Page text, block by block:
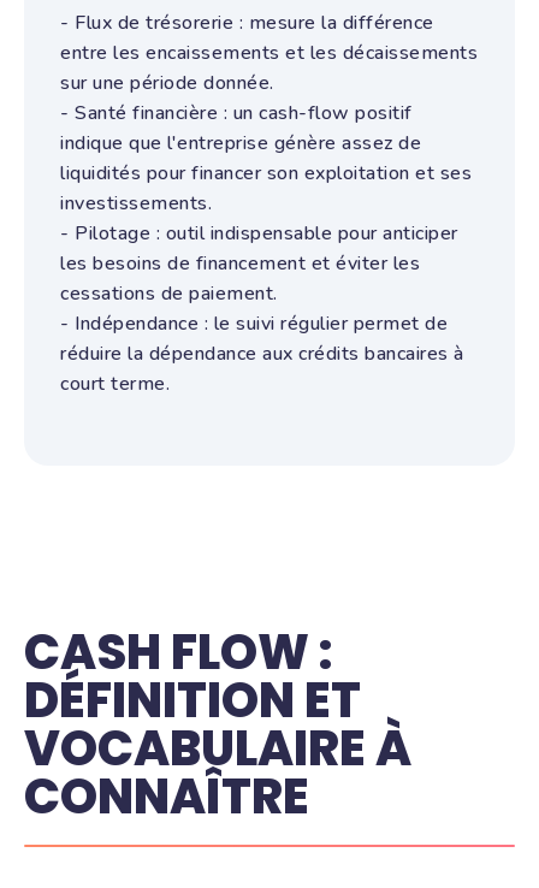
- Flux de trésorerie : mesure la différence
entre les encaissements et les décaissements
sur une période donnée.
- Santé financière : un cash-flow positif
indique que l'entreprise génère assez de
liquidités pour financer son exploitation et ses
investissements.
- Pilotage : outil indispensable pour anticiper
les besoins de financement et éviter les
cessations de paiement.
- Indépendance : le suivi régulier permet de
réduire la dépendance aux crédits bancaires à
court terme.
CASH FLOW :
DÉFINITION ET
VOCABULAIRE À
CONNAÎTRE